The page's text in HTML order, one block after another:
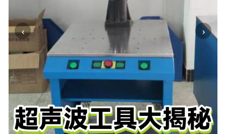
‹ ›